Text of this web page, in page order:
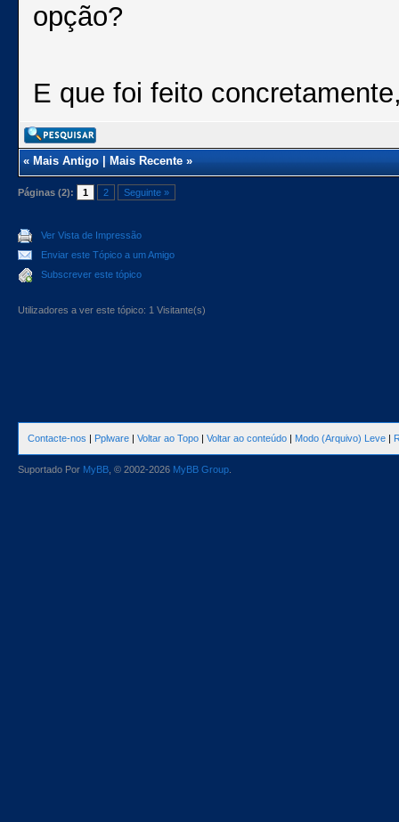
opção?
E que foi feito
«Mais Antigo|Mais Recente»
Páginas (2): 1 2 Seguinte »
Ver Vista de Impressão
Enviar este Tópico a um Amigo
Subscrever este tópico
Utilizadores a ver este tópico: 1 Visitante(s)
Contacte-nos | Pplware | Voltar ao Topo | Voltar ao conteúdo | Modo (Arquivo) Leve |
Suportado Por MyBB , © 2002-2026 MyBB Group